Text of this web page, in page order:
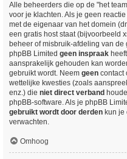
Alle beheerders die op de "het
voor je klachten. Als je geen
met de eigenaar van het domein
een gratis host staat (bijvoorbeeld
beheer of misbruik-afdeling van de
phpBB Limited geen inspraak
aansprakelijk gehouden kan
gebruikt wordt. Neem geen contact
wettelijke kwesties (zoals
enz.) die niet direct verband
phpBB-software. Als je phpBB
gebruikt wordt door derden kun je
verwachten.
Omhoog